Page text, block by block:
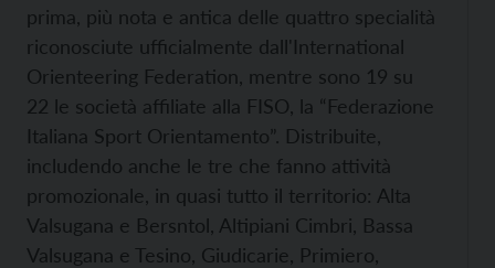
prima, più nota e antica delle quattro specialità
riconosciute ufficialmente dall'International
Orienteering Federation, mentre sono 19 su
22 le società affiliate alla FISO, la “Federazione
Italiana Sport Orientamento”. Distribuite,
includendo anche le tre che fanno attività
promozionale, in quasi tutto il territorio: Alta
Valsugana e Bersntol, Altipiani Cimbri, Bassa
Valsugana e Tesino, Giudicarie, Primiero,